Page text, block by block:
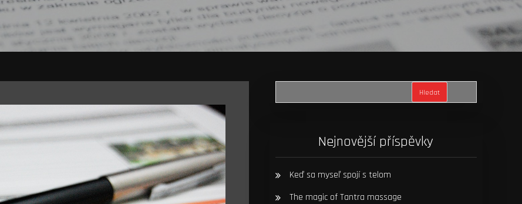
Hledat
Nejnovější příspěvky
Keď sa myseľ spojí s telom
The magic of Tantra massage